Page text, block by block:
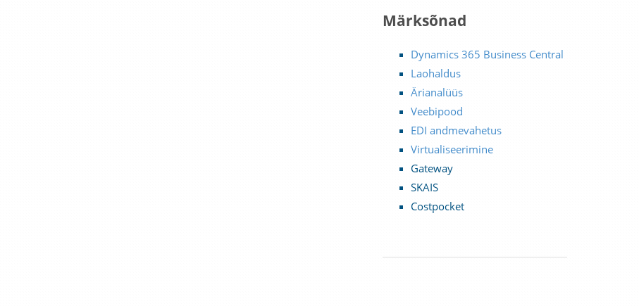
Märksõnad
Dynamics 365 Business Central
Laohaldus
Ärianalüüs
Veebipood
EDI andmevahetus
Virtualiseerimine
Gateway
SKAIS
Costpocket